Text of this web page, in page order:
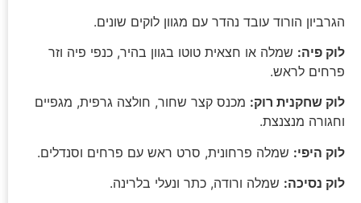
הגרביון הורוד עובד נהדר עם מגוון לוקים שונים.
לוק פיה: שמלה או חצאית טוטו בגוון בהיר, כנפי פיה וזר
פרחים לראש.
לוק שחקנית רוק: מכנס קצר שחור, חולצה גרפית, מגפיים
וחגורה מנצנצת.
לוק היפי: שמלה פרחונית, סרט ראש עם פרחים וסנדלים.
לוק נסיכה: שמלה ורודה, כתר ונעלי בלרינה.